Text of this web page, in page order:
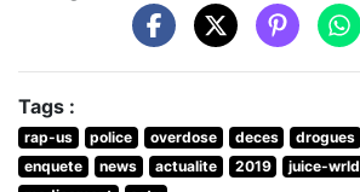
Tags :
rap-us police overdose deces drogues
enquete
news actualite 2019 juice-wrld